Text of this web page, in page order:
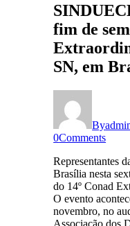
fim de
SN, em
By
0Comments
Representantes
Brasília nesta
do 14º Conad
O evento
novembro, no
Associação dos